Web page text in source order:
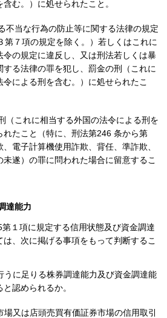
む。）に処せられたこと。
不当な行為の防止等に関する法律の規定
第７項の規定を除く。）若しくはこれに
令の規定に違反し、又は刑法若しくは暴
する法律の罪を犯し、罰金の刑（これに
による刑を含む。）に処せられたこ
（これに相当する外国の法令による刑を
れたこと（特に、刑法第246 条から第
電子計算機使用詐欺、背任、準詐欺、
遂）の罪に問われた場合に留意するこ
達能力
１項に規定する信用状態及び資金調達
、次に掲げる事項をもって判断するこ
うに足りる株券調達能力及び資金調達能
認められるか。
又は店頭売買有価証券市場の信用取引